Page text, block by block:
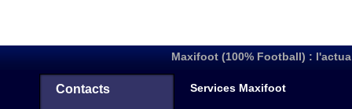
Maxifoot (100% Football) :
Contacts Services Maxifoot